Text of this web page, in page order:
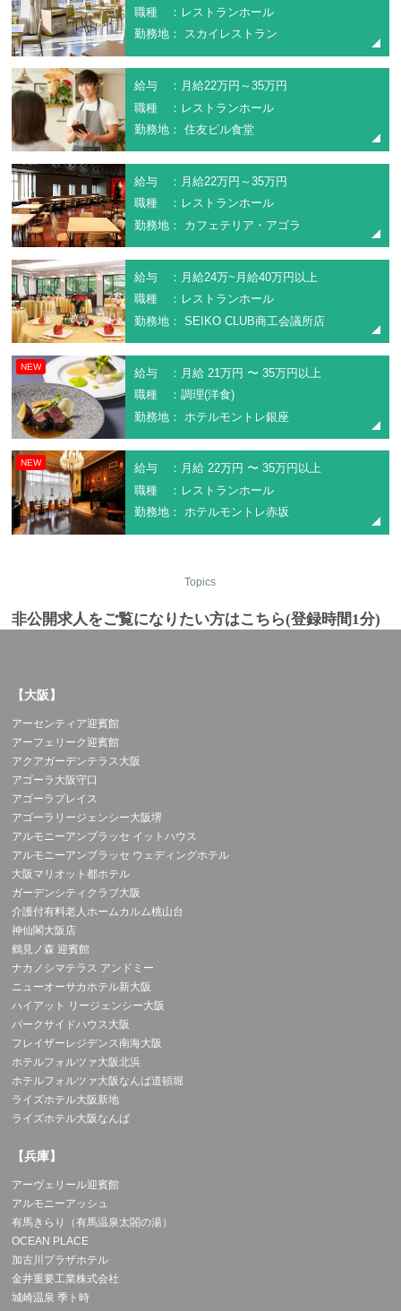
職種 ：レストランホール
勤務地： スカイレストラン
給与 ：月給22万円～35万円
職種 ：レストランホール
勤務地： 住友ビル食堂
給与 ：月給22万円～35万円
職種 ：レストランホール
勤務地： カフェテリア・アゴラ
給与 ：月給24万~月給40万円以上
職種 ：レストランホール
勤務地： SEIKO CLUB商工会議所店
NEW
給与 ：月給 21万円 〜 35万円以上
職種 ：調理(洋食)
勤務地： ホテルモントレ銀座
NEW
給与 ：月給 22万円 〜 35万円以上
職種 ：レストランホール
勤務地： ホテルモントレ赤坂
Topics
非公開求人をご覧になりたい方はこちら(登録時間1分)
【大阪】
アーセンティア迎賓館
アーフェリーク迎賓館
アクアガーデンテラス大阪
アゴーラ大阪守口
アゴーラプレイス
アゴーラリージェンシー大阪堺
アルモニーアンブラッセ イットハウス
アルモニーアンブラッセ ウェディングホテル
大阪マリオット都ホテル
ガーデンシティクラブ大阪
介護付有料老人ホームカルム桃山台
神仙閣大阪店
鶴見ノ森 迎賓館
ナカノシマテラス アンドミー
ニューオーサカホテル新大阪
ハイアット リージェンシー大阪
パークサイドハウス大阪
フレイザーレジデンス南海大阪
ホテルフォルツァ大阪北浜
ホテルフォルツァ大阪なんば道頓堀
ライズホテル大阪新地
ライズホテル大阪なんば
【兵庫】
アーヴェリール迎賓館
アルモニーアッシュ
有馬きらり（有馬温泉太閤の湯）
OCEAN PLACE
加古川プラザホテル
金井重要工業株式会社
城崎温泉 季ト時